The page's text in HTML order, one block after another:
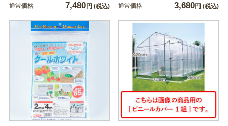
通常価格 7,480円 (税込) 通常価格 3,680円 (税込)